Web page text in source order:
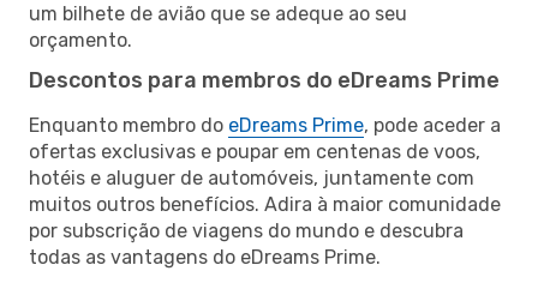
um bilhete de avião que se adeque ao seu
orçamento.
Descontos para membros do eDreams Prime
Enquanto membro do eDreams Prime, pode aceder a
ofertas exclusivas e poupar em centenas de voos,
hotéis e aluguer de automóveis, juntamente com
muitos outros benefícios. Adira à maior comunidade
por subscrição de viagens do mundo e descubra
todas as vantagens do eDreams Prime.